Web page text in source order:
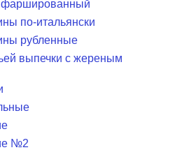
по-итальянски
рубленные
выпечки с жереным
№2